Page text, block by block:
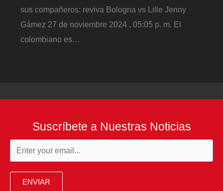
sus compañeros: reviva Bologna vs Lille Jenny
Gámez 27 de noviembre 2024 , 05:05 p. m. El
colombiano es…
Suscríbete a Nuestras Noticias
ENVIAR